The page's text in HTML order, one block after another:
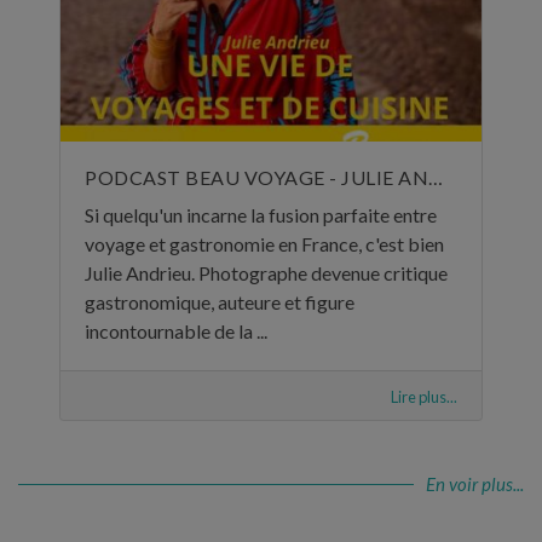
PODCAST BEAU VOYAGE - JULIE ANDRIEU, UNE VIE DE VOYAGES ET DE CUISINE - 5 NOVEMBRE 2024
Si quelqu'un incarne la fusion parfaite entre
voyage et gastronomie en France, c'est bien
Julie Andrieu. Photographe devenue critique
gastronomique, auteure et figure
incontournable de la ...
Lire plus...
En voir plus...